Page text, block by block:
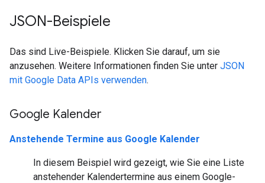
JSON-Beispiele
Das sind Live-Beispiele. Klicken Sie darauf, um sie
anzusehen. Weitere Informationen finden Sie unter JSON
mit Google Data APIs verwenden.
Google Kalender
Anstehende Termine aus Google Kalender
In diesem Beispiel wird gezeigt, wie Sie eine Liste
anstehender Kalendertermine aus einem Google-